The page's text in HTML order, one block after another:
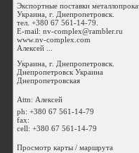
Экспортные поставки
Украина, г. Днепропетровск.
тел. +380 67 561-14-79.
E-mail: nv-complex@rambler.ru
www.nv-complex.com
Алексей ...
Украина, г. Днепропетровск.
Днепропетровск Украина
Днепропетровская
Attn: Алексей
ph: +380 67 561-14-79
fax:
cell: +380 67 561-14-79
Просмотр карты / маршрута